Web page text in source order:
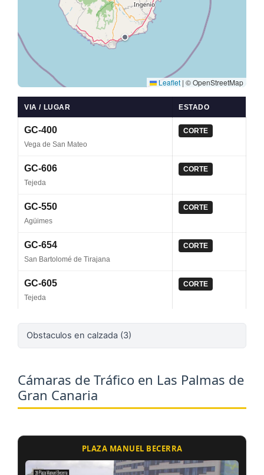
Leaflet | © OpenStreetMap
VIA / LUGAR ESTADO
GC-400
Vega de San Mateo
CORTE
GC-606
Tejeda
CORTE
GC-550
Agüimes
CORTE
GC-654
San Bartolomé de Tirajana
CORTE
GC-605
Tejeda
CORTE
Obstaculos en calzada (3)
Cámaras de Tráfico en Las Palmas de
Gran Canaria
PLAZA MANUEL BECERRA